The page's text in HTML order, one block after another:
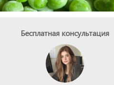
Бесплатная консультация